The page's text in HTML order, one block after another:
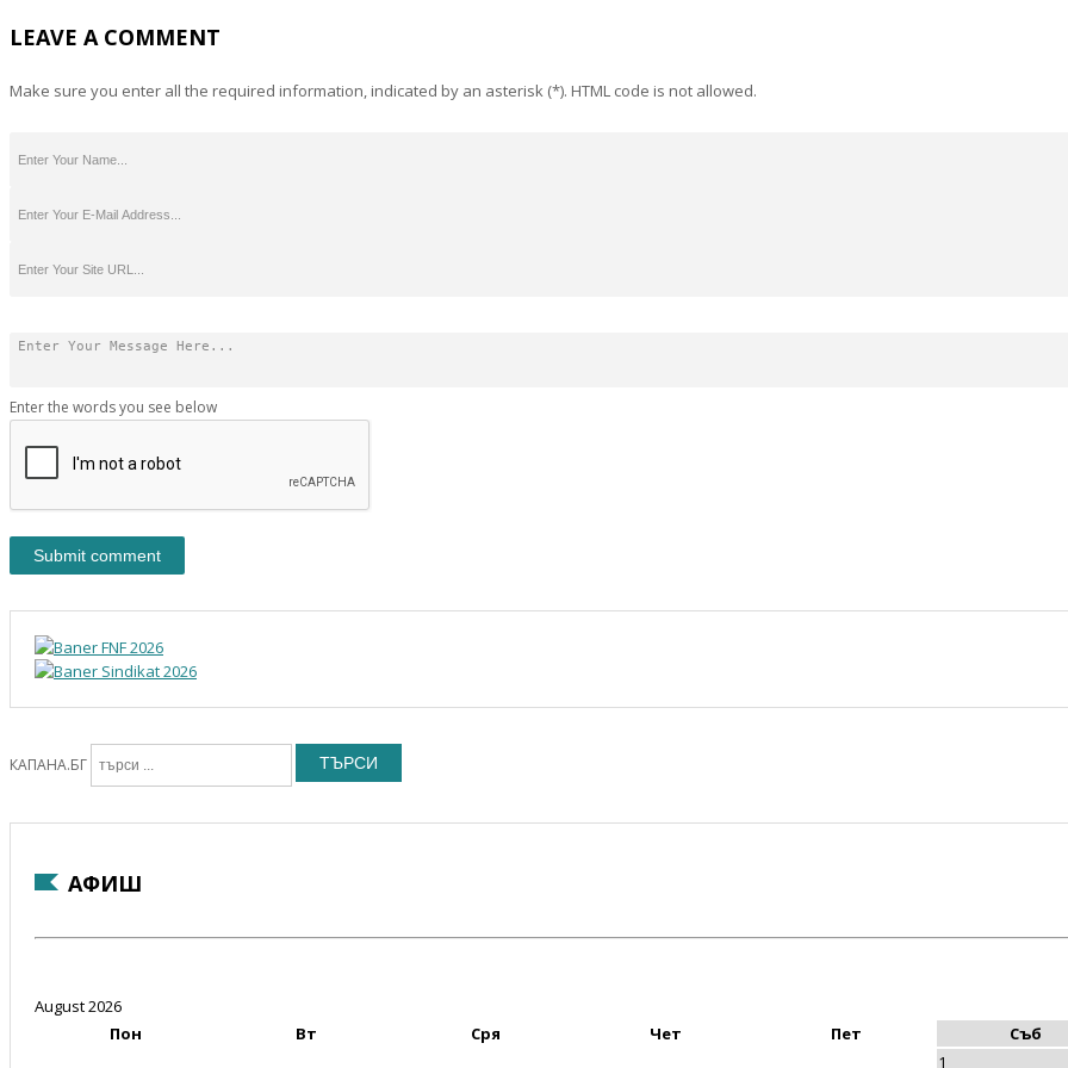
LEAVE A COMMENT
Make sure you enter all the required information, indicated by an asterisk (*). HTML code is not allowed.
Enter the words you see below
КАПАНА.БГ ТЪРСИ
АФИШ
August 2026
Пон
Вт Сря Чет Пет Съб
1